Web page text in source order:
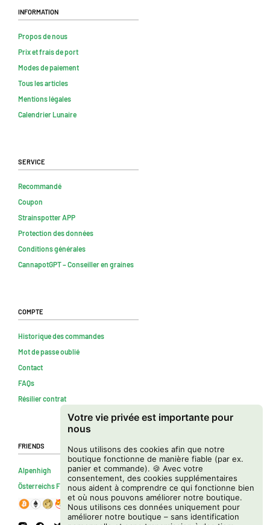
Votre vie privée est importante pour
nous
Nous utilisons des cookies afin que notre
boutique fonctionne de manière fiable (par ex.
panier et commande). 🍪 Avec votre
consentement, des cookies supplémentaires
nous aident à comprendre ce qui fonctionne bien
et où nous pouvons améliorer notre boutique.
Nous utilisons ces données uniquement pour
améliorer notre boutique – sans identification
Information
Propos de nous
Prix et frais de port
Modes de paiement
Tous les articles
Mentions légales
Calendrier Lunaire
Service
Recommandé
Coupon
Strainspotter APP
Protection des données
Conditions générales
CannapotGPT – Conseiller en graines
Compte
Historique des commandes
Mot de passe oublié
Contact
FAQs
Résilier contrat
Friends
Alpenhigh
Österreichs Firmenverzeichnis